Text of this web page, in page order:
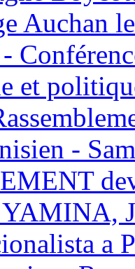
Auchan
et
-
a